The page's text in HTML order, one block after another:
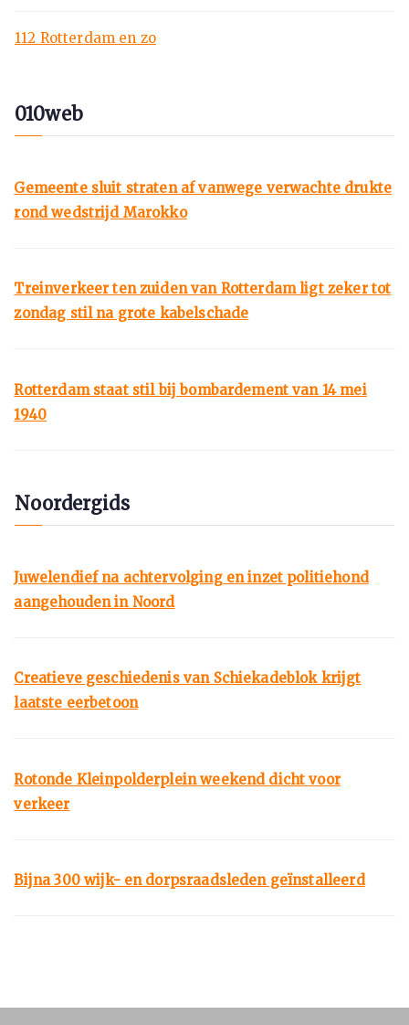
112 Rotterdam en zo
010web
Gemeente sluit straten af vanwege verwachte drukte
rond wedstrijd Marokko
Treinverkeer ten zuiden van Rotterdam ligt zeker tot
zondag stil na grote kabelschade
Rotterdam staat stil bij bombardement van 14 mei
1940
Noordergids
Juwelendief na achtervolging en inzet politiehond
aangehouden in Noord
Creatieve geschiedenis van Schiekadeblok krijgt
laatste eerbetoon
Rotonde Kleinpolderplein weekend dicht voor
verkeer
Bijna 300 wijk- en dorpsraadsleden geïnstalleerd